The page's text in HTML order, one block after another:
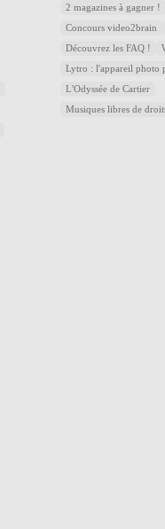
2 magazines à gagner !
Concours video2brain
Découvrez les FAQ !
Lytro : l'appareil photo
L'Odyssée de Cartier
Musiques libres de